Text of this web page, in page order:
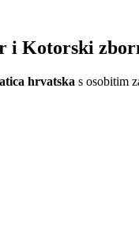
i Kotorski
hrvatska s osobitim